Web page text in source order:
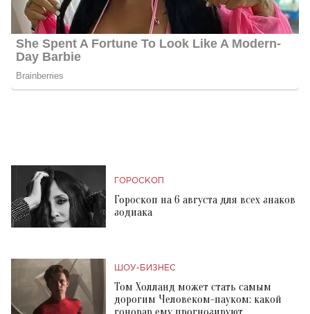
ГОРОСКОП
Гороскоп на 6 августа для всех знаков
зодиака
ШОУ-БИЗНЕС
Том Холланд может стать самым
дорогим Человеком-пауком: какой